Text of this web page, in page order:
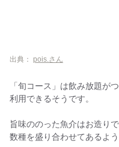
出典： pois.さん
「旬コース」は飲み放題が
利用できるそうです。
旨味ののった魚介はお造り
数種を盛り合わせてあるよう